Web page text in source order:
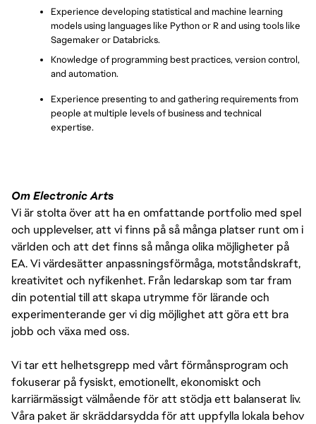
Experience developing statistical and machine learning
models using languages like Python or R and using tools like
Sagemaker or Databricks.
Knowledge of programming best practices, version control,
and automation.
Experience presenting to and gathering requirements from
people at multiple levels of business and technical
expertise.
Om Electronic Arts
Vi är stolta över att ha en omfattande portfolio med spel
och upplevelser, att vi finns på så många platser runt om i
världen och att det finns så många olika möjligheter på
EA. Vi värdesätter anpassningsförmåga, motståndskraft,
kreativitet och nyfikenhet. Från ledarskap som tar fram
din potential till att skapa utrymme för lärande och
experimenterande ger vi dig möjlighet att göra ett bra
jobb och växa med oss.
Vi tar ett helhetsgrepp med vårt förmånsprogram och
fokuserar på fysiskt, emotionellt, ekonomiskt och
karriärmässigt välmående för att stödja ett balanserat liv.
Våra paket är skräddarsydda för att uppfylla lokala behov